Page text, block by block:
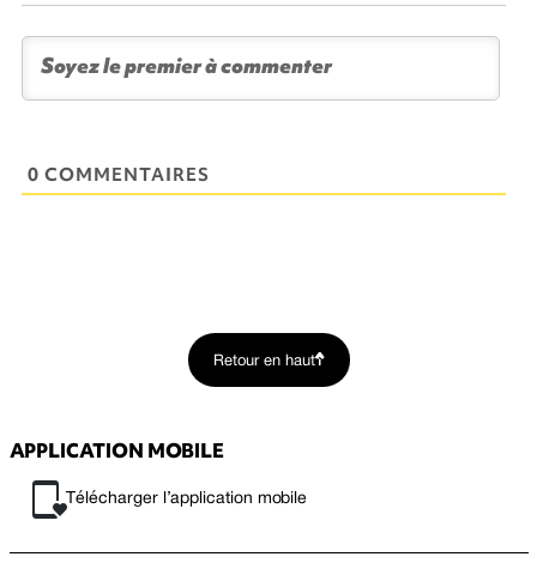
0 COMMENTAIRES
Retour en haut
APPLICATION MOBILE
Télécharger l’application mobile